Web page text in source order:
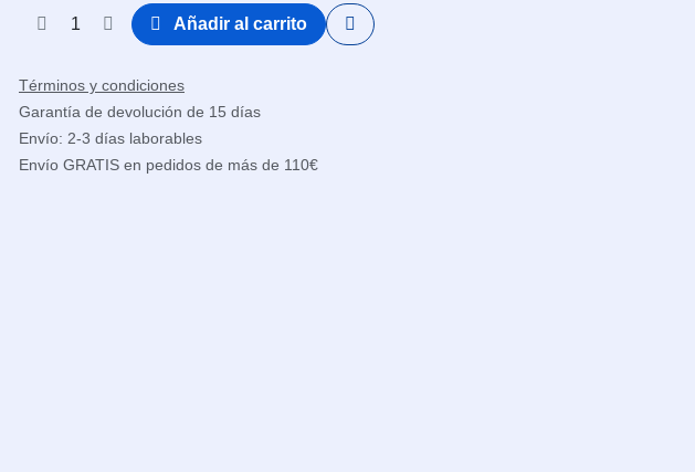
Añadir al carrito
Términos y condiciones
Garantía de devolución de 15 días
Envío: 2-3 días laborables
Envío GRATIS en pedidos de más de 110€